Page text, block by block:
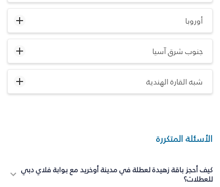
أوروبا
جنوب شرق آسيا
شبه القارة الهندية
الأسئلة المتكررة
كيف أحجز باقة زهيدة لعطلة في مدينة أوخريد مع بوابة فلاي دبي
للعطلات؟